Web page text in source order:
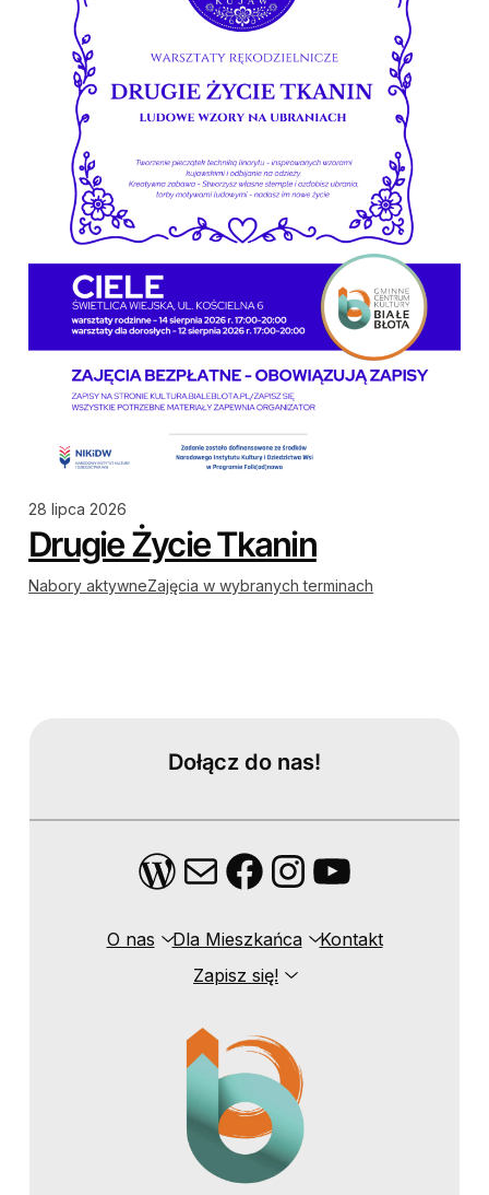
28 lipca 2026
Drugie Życie Tkanin
Nabory aktywneZajęcia w wybranych terminach
Dołącz do nas!
WordPress
MailFacebook
Instagram
YouTube
O nas Dla Mieszkańca
Kontakt
Zapisz się!